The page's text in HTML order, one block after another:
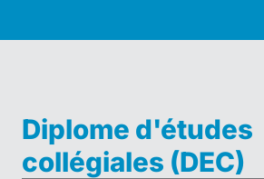
Diplome d'études
collégiales (DEC)